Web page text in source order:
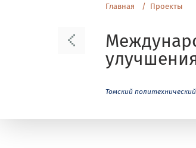
Главная Проекты
Томский